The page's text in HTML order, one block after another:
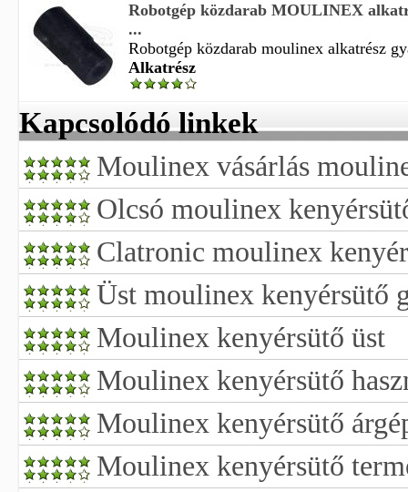
Robotgép közdarab MOULINEX
...
Robotgép közdarab moulinex alkatrész
Alkatrész
Kapcsolódó linkek
Moulinex vásárlás
Olcsó moulinex
Clatronic moulinex
Üst moulinex kenyérsütő
Moulinex kenyérsütő üst
Moulinex kenyérsütő
Moulinex kenyérsütő
Moulinex kenyérsütő